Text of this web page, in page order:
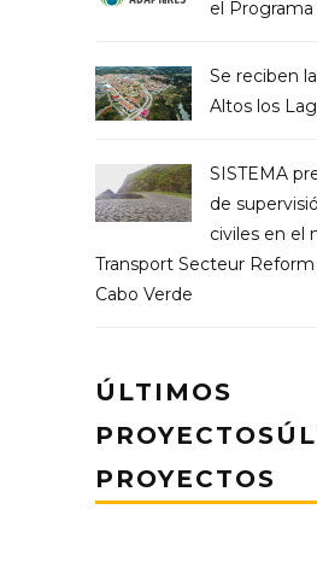
el Programa
Se reciben
Altos los
SISTEMA
de
civiles en el
Transport Secteur
Cabo Verde
ÚLTIMOS
PROYECTOS